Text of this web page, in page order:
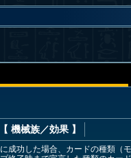
【 機械族／効果 】
成功した場合、カードの種類（